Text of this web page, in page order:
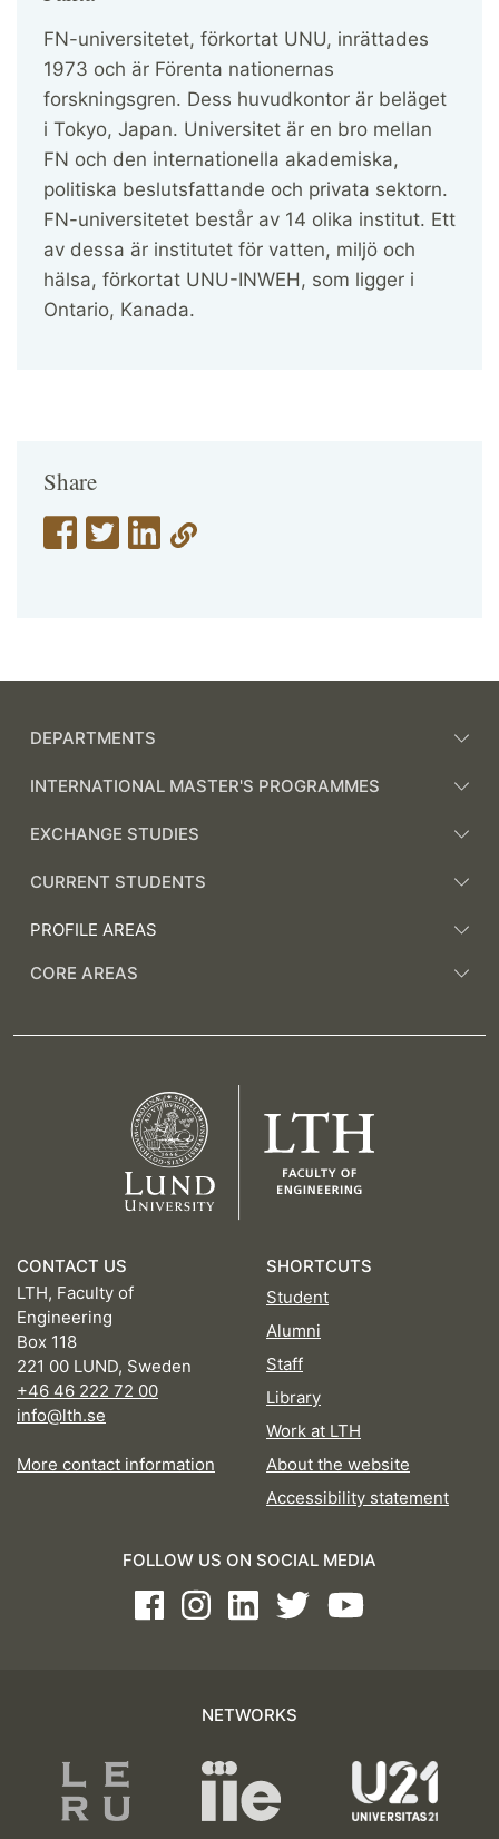
Share
FN-universitetet, förkortat UNU, inrättades
1973 och är Förenta nationernas
forskningsgren. Dess huvudkontor är beläget
i Tokyo, Japan. Universitet är en bro mellan
FN och den internationella akademiska,
politiska beslutsfattande och privata sektorn.
FN-universitetet består av 14 olika institut. Ett
av dessa är institutet för vatten, miljö och
hälsa, förkortat UNU-INWEH, som ligger i
Ontario, Kanada.
DEPARTMENTS
INTERNATIONAL MASTER'S PROGRAMMES
EXCHANGE STUDIES
CURRENT STUDENTS
PROFILE AREAS
CORE AREAS
CONTACT US
LTH, Faculty of
Engineering
Box 118
221 00 LUND, Sweden
+46 46 222 72 00
info@lth.se
More contact information
SHORTCUTS
Student
Alumni
Staff
Library
Work at LTH
About the website
Accessibility statement
FOLLOW US ON SOCIAL MEDIA
FacebookInstagramLinkedInTwitterYoutube
NETWORKS